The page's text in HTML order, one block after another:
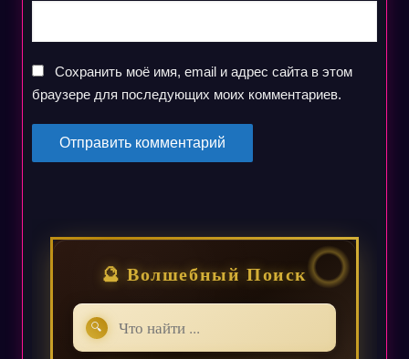
Сохранить моё имя, email и адрес сайта в этом
браузере для последующих моих комментариев.
🔮 Волшебный Поиск
🔍